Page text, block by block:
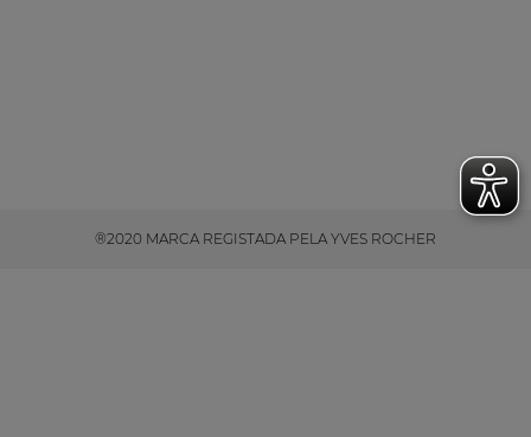
®2020 MARCA REGISTADA PELA YVES ROCHER